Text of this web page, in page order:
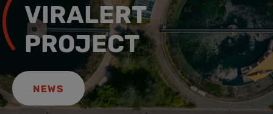
VIRALERT
PROJECT
NEWS